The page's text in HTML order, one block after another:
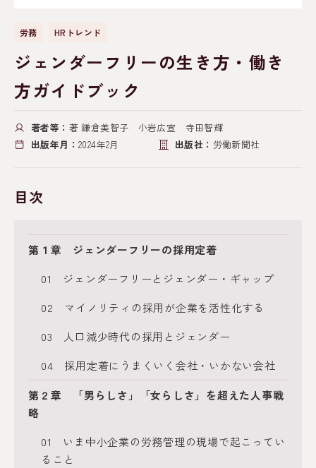
労務 HRトレンド
ジェンダーフリーの生き方・働き
方ガイドブック
著者等： 著 鎌倉美智子 小岩広宣 寺田智輝
出版年月： 2024年2月 出版社： 労働新聞社
目次
第１章 ジェンダーフリーの採用定着
01 ジェンダーフリーとジェンダー・ギャップ
02 マイノリティの採用が企業を活性化する
03 人口減少時代の採用とジェンダー
04 採用定着にうまくいく会社・いかない会社
第２章 「男らしさ」「女らしさ」を超えた人事戦
略
01 いま中小企業の労務管理の現場で起こってい
ること